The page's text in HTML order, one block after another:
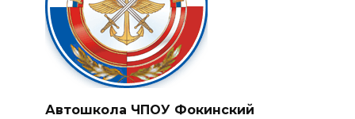
Автошкола ЧПОУ Фокинский